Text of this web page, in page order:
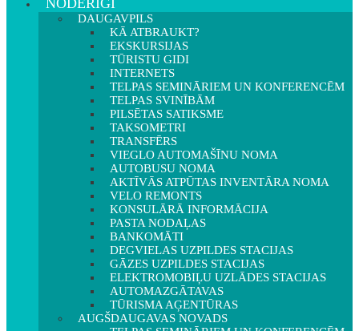
NODERĪGI
DAUGAVPILS
KĀ ATBRAUKT?
EKSKURSIJAS
TŪRISTU GIDI
INTERNETS
TELPAS SEMINĀRIEM UN KONFERENCĒM
TELPAS SVINĪBĀM
PILSĒTAS SATIKSME
TAKSOMETRI
TRANSFĒRS
VIEGLO AUTOMAŠĪNU NOMA
AUTOBUSU NOMA
AKTĪVĀS ATPŪTAS INVENTĀRA NOMA
VELO REMONTS
KONSULĀRĀ INFORMĀCIJA
PASTA NODAĻAS
BANKOMĀTI
DEGVIELAS UZPILDES STACIJAS
GĀZES UZPILDES STACIJAS
ELEKTROMOBIĻU UZLĀDES STACIJAS
AUTOMAZGĀTAVAS
TŪRISMA AĢENTŪRAS
AUGŠDAUGAVAS NOVADS